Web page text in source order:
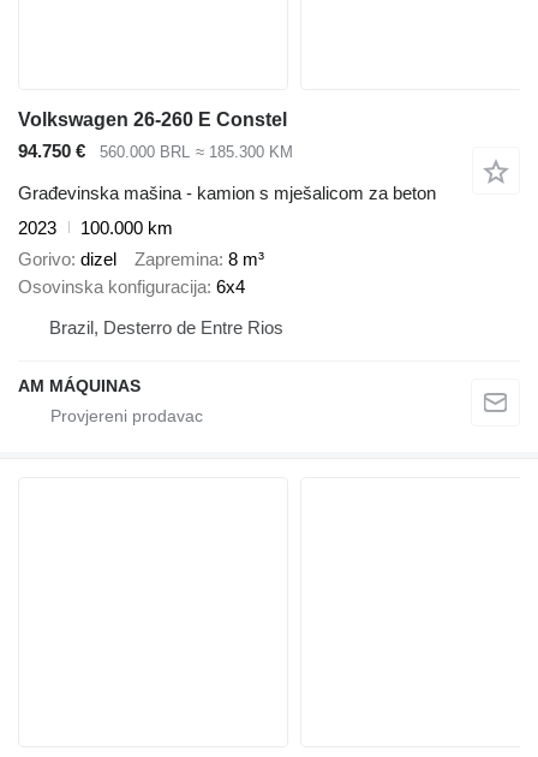
Volkswagen 26-260 E Constel
94.750 €
560.000 BRL ≈ 185.300 KM
Građevinska mašina - kamion s mješalicom za beton
2023
100.000 km
Gorivo dizel Zapremina 8 m³
Osovinska konfiguracija 6x4
Brazil, Desterro de Entre Rios
AM MÁQUINAS